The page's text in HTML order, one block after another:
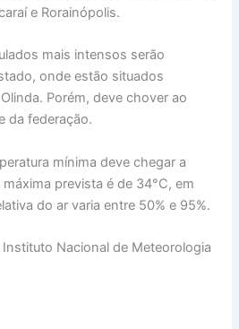
e Rorainópolis.
mais intensos serão
onde estão situados
Porém, deve chover ao
da federação.
mínima deve chegar a
prevista é de 34°C, em
do ar varia entre 50% e 95%.
Nacional de Meteorologia